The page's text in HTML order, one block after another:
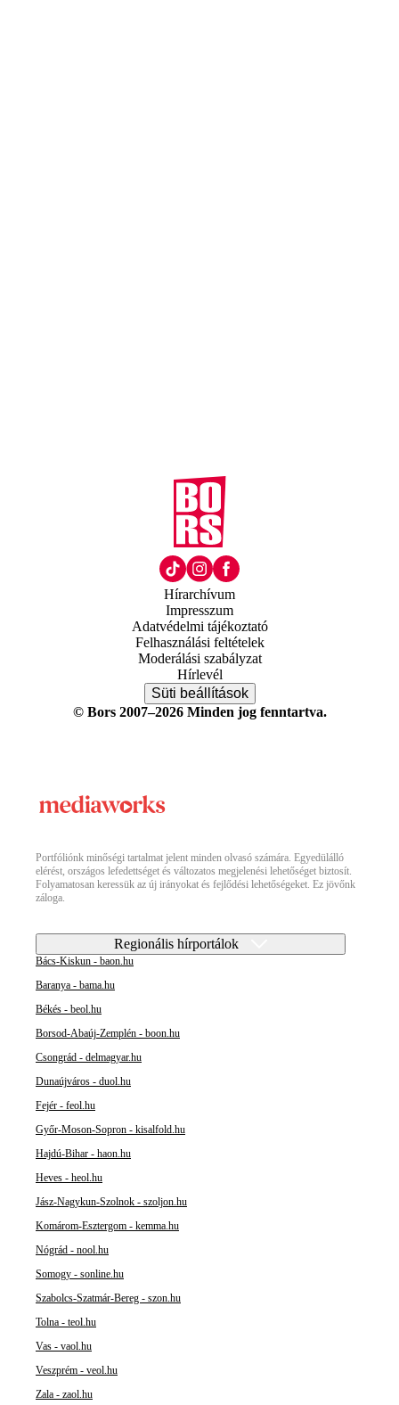
Hírarchívum
Impresszum
Adatvédelmi tájékoztató
Felhasználási feltételek
Moderálási szabályzat
Hírlevél
Süti beállítások
© Bors 2007–2026 Minden jog fenntartva.
Portfóliónk minőségi tartalmat jelent minden olvasó számára. Egyedülálló
elérést, országos lefedettséget és változatos megjelenési lehetőséget biztosít.
Folyamatosan keressük az új irányokat és fejlődési lehetőségeket. Ez jövőnk
záloga.
Regionális hírportálok
Bács-Kiskun - baon.hu
Baranya - bama.hu
Békés - beol.hu
Borsod-Abaúj-Zemplén - boon.hu
Csongrád - delmagyar.hu
Dunaújváros - duol.hu
Fejér - feol.hu
Győr-Moson-Sopron - kisalfold.hu
Hajdú-Bihar - haon.hu
Heves - heol.hu
Jász-Nagykun-Szolnok - szoljon.hu
Komárom-Esztergom - kemma.hu
Nógrád - nool.hu
Somogy - sonline.hu
Szabolcs-Szatmár-Bereg - szon.hu
Tolna - teol.hu
Vas - vaol.hu
Veszprém - veol.hu
Zala - zaol.hu